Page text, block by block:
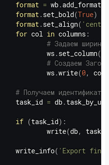
format = wb.add_format
format.set_bold(True)
format.set_align(
for col in columns :
# Задаем ширину
ws
.set_column(
# Создаем
ws
.write(0, col
# Получаем
task_id
= db.task_by_url
if (task_id) :
write
(db,
write_info
( 'Export